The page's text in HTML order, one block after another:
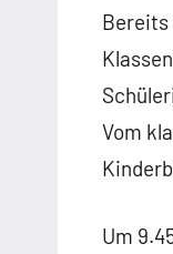
Bereits
Vom
Um